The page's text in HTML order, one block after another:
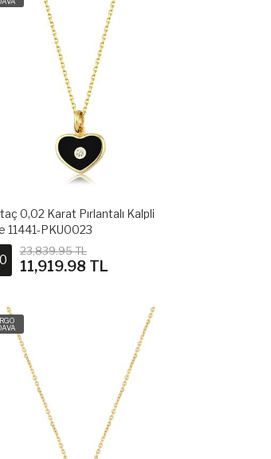
0,02 Karat Pırlantalı Kalpli
11441-PKU0023
23,839.95 TL
11,919.98 TL